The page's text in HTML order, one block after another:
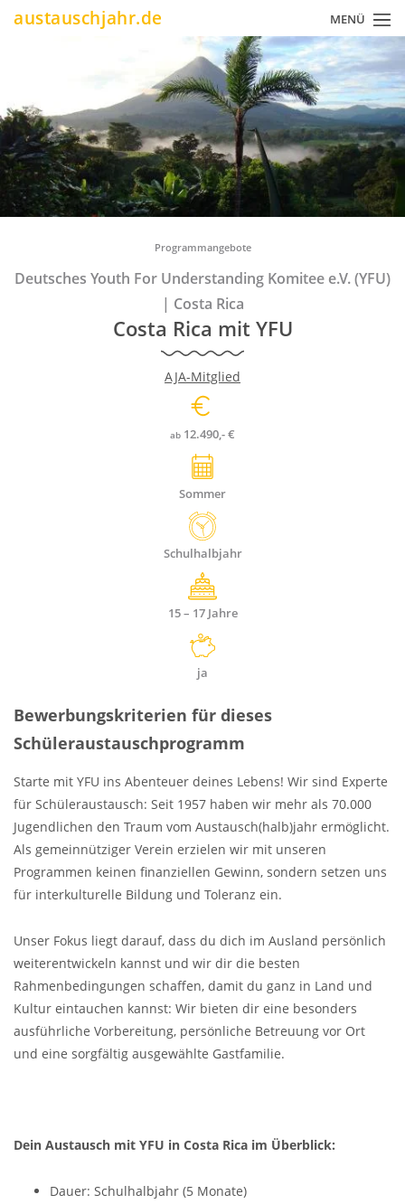
Direkt
austauschjahr.de MENÜ
Programmangebote
Deutsches Youth For Understanding Komitee e.V. (YFU)
| Costa Rica
Costa Rica mit YFU
AJA-Mitglied
ab 12.490,- €
Sommer
Schulhalbjahr
15 – 17 Jahre
ja
Bewerbungskriterien für dieses
Schüleraustauschprogramm
Starte mit YFU ins Abenteuer deines Lebens! Wir sind Experte
für Schüleraustausch: Seit 1957 haben wir mehr als 70.000
Jugendlichen den Traum vom Austausch(halb)jahr ermöglicht.
Als gemeinnütziger Verein erzielen wir mit unseren
Programmen keinen finanziellen Gewinn, sondern setzen uns
für interkulturelle Bildung und Toleranz ein.
Unser Fokus liegt darauf, dass du dich im Ausland persönlich
weiterentwickeln kannst und wir dir die besten
Rahmenbedingungen schaffen, damit du ganz in Land und
Kultur eintauchen kannst: Wir bieten dir eine besonders
ausführliche Vorbereitung, persönliche Betreuung vor Ort
und eine sorgfältig ausgewählte Gastfamilie.
Dein Austausch mit YFU in Costa Rica im Überblick:
Dauer: Schulhalbjahr (5 Monate)